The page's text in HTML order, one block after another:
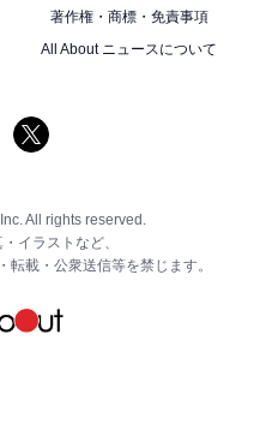
著作権・商標・免責事項
All About ニュースについて
All rights reserved.
イラストなど、
載・公衆送信等を禁じます。